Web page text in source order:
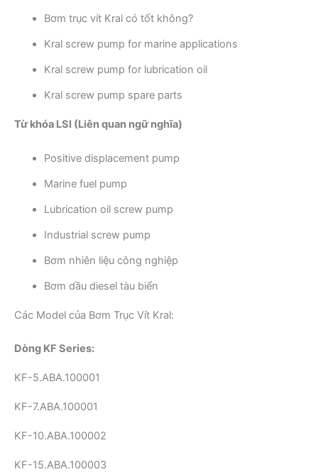
Bơm trục vít Kral có tốt không?
Kral screw pump for marine applications
Kral screw pump for lubrication oil
Kral screw pump spare parts
Từ khóa LSI (Liên quan ngữ nghĩa)
Positive displacement pump
Marine fuel pump
Lubrication oil screw pump
Industrial screw pump
Bơm nhiên liệu công nghiệp
Bơm dầu diesel tàu biển
Các Model của Bơm Trục Vít Kral:
Dòng KF Series:
KF-5.ABA.100001
KF-7.ABA.100001
KF-10.ABA.100002
KF-15.ABA.100003